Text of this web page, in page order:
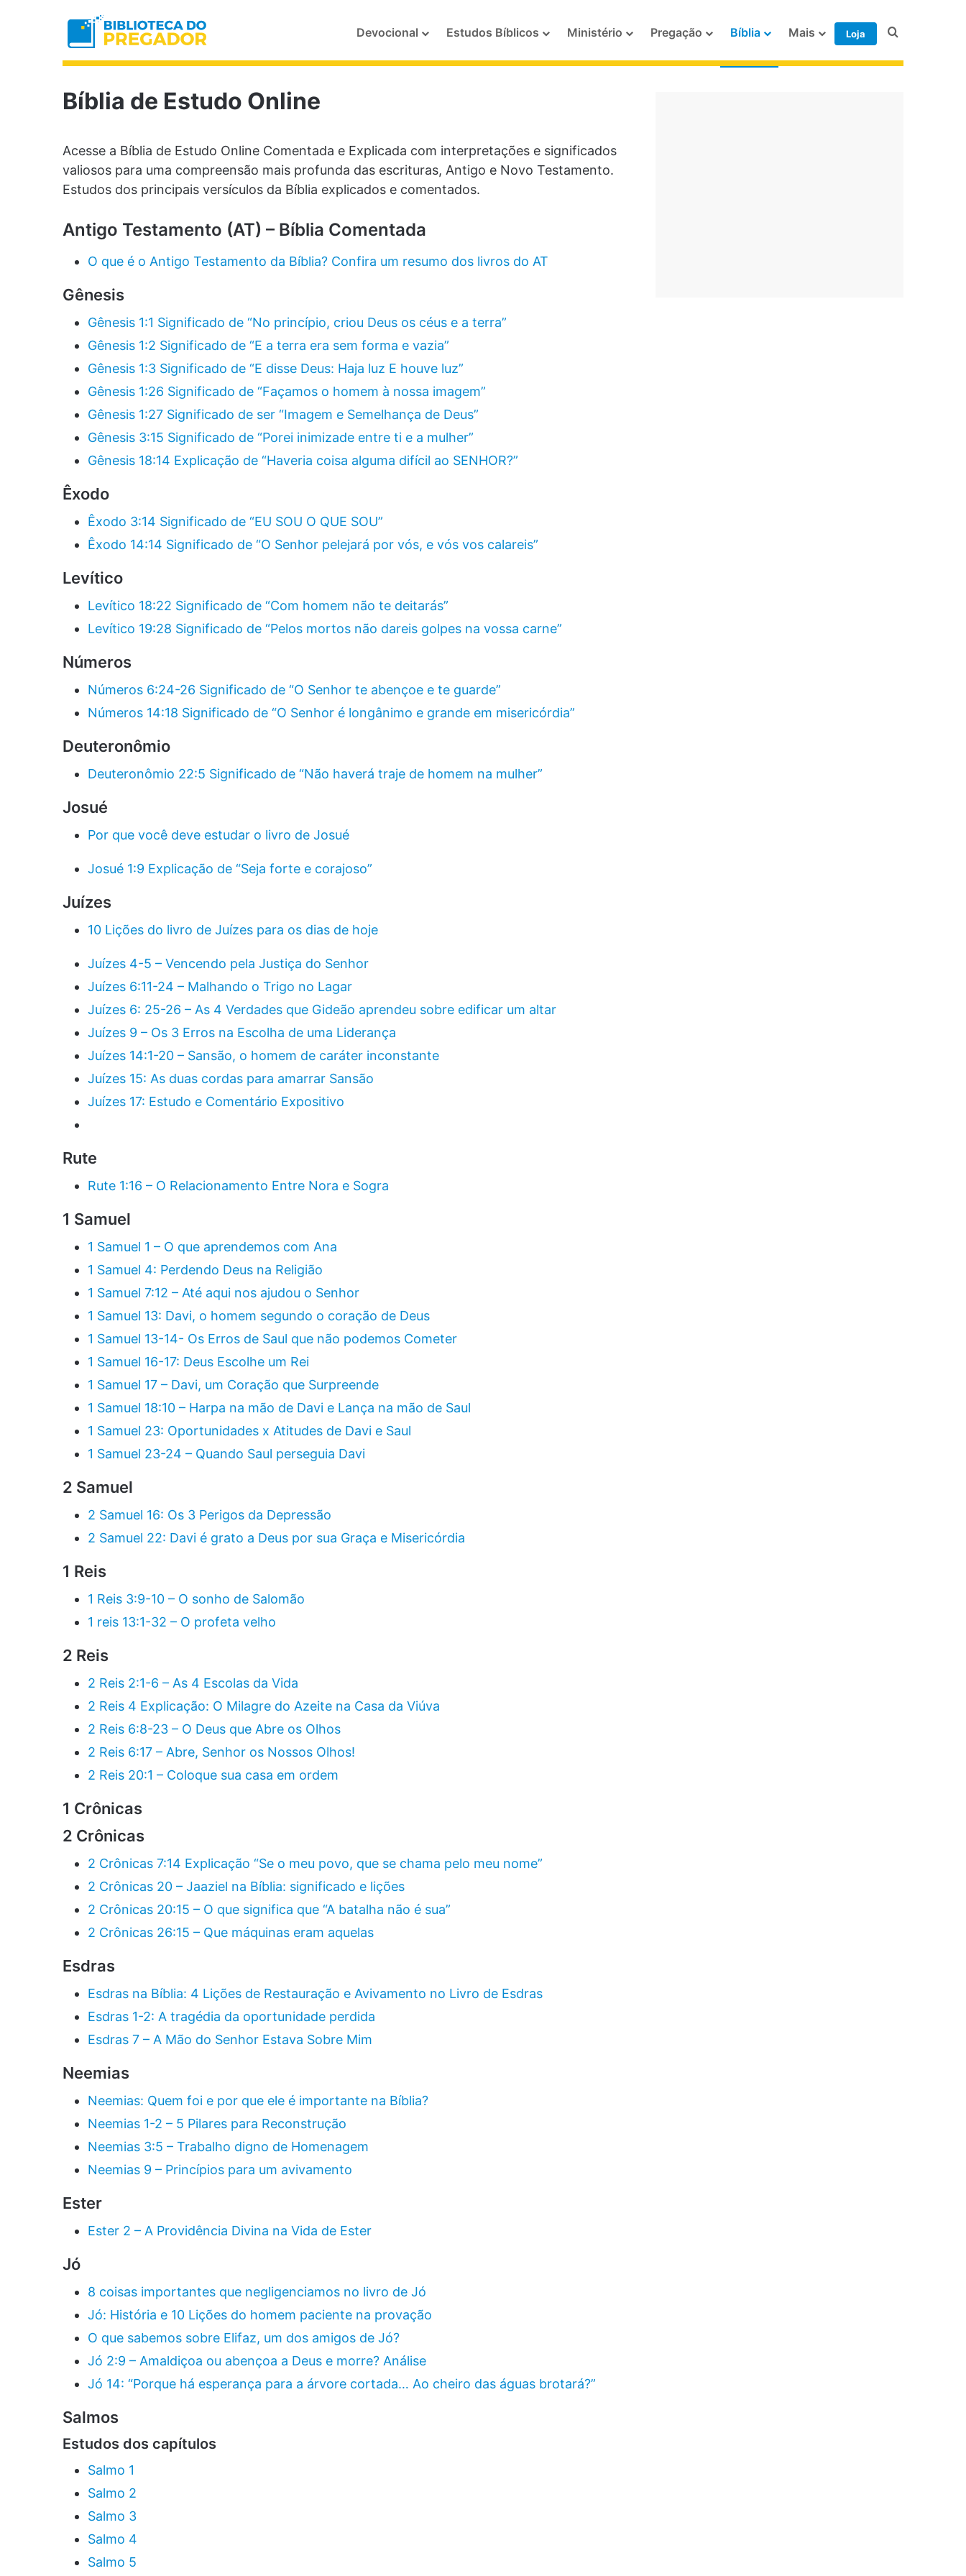
Devocional Estudos Bíblicos Ministério Pregação Bíblia Mais Loja Procurar por
Bíblia de Estudo Online
Acesse a Bíblia de Estudo Online Comentada e Explicada com interpretações e significados
valiosos para uma compreensão mais profunda das escrituras, Antigo e Novo Testamento.
Estudos dos principais versículos da Bíblia explicados e comentados.
Antigo Testamento (AT) – Bíblia Comentada
O que é o Antigo Testamento da Bíblia? Confira um resumo dos livros do AT
Gênesis
Gênesis 1:1 Significado de “No princípio, criou Deus os céus e a terra”
Gênesis 1:2 Significado de “E a terra era sem forma e vazia”
Gênesis 1:3 Significado de “E disse Deus: Haja luz E houve luz”
Gênesis 1:26 Significado de “Façamos o homem à nossa imagem”
Gênesis 1:27 Significado de ser “Imagem e Semelhança de Deus”
Gênesis 3:15 Significado de “Porei inimizade entre ti e a mulher”
Gênesis 18:14 Explicação de “Haveria coisa alguma difícil ao SENHOR?”
Êxodo
Êxodo 3:14 Significado de “EU SOU O QUE SOU”
Êxodo 14:14 Significado de “O Senhor pelejará por vós, e vós vos calareis”
Levítico
Levítico 18:22 Significado de “Com homem não te deitarás”
Levítico 19:28 Significado de “Pelos mortos não dareis golpes na vossa carne”
Números
Números 6:24-26 Significado de “O Senhor te abençoe e te guarde”
Números 14:18 Significado de “O Senhor é longânimo e grande em misericórdia”
Deuteronômio
Deuteronômio 22:5 Significado de “Não haverá traje de homem na mulher”
Josué
Por que você deve estudar o livro de Josué
Josué 1:9 Explicação de “Seja forte e corajoso”
Juízes
10 Lições do livro de Juízes para os dias de hoje
Juízes 4-5 – Vencendo pela Justiça do Senhor
Juízes 6:11-24 – Malhando o Trigo no Lagar
Juízes 6: 25-26 – As 4 Verdades que Gideão aprendeu sobre edificar um altar
Juízes 9 – Os 3 Erros na Escolha de uma Liderança
Juízes 14:1-20 – Sansão, o homem de caráter inconstante
Juízes 15: As duas cordas para amarrar Sansão
Juízes 17: Estudo e Comentário Expositivo
Rute
Rute 1:16 – O Relacionamento Entre Nora e Sogra
1 Samuel
1 Samuel 1 – O que aprendemos com Ana
1 Samuel 4: Perdendo Deus na Religião
1 Samuel 7:12 – Até aqui nos ajudou o Senhor
1 Samuel 13: Davi, o homem segundo o coração de Deus
1 Samuel 13-14- Os Erros de Saul que não podemos Cometer
1 Samuel 16-17: Deus Escolhe um Rei
1 Samuel 17 – Davi, um Coração que Surpreende
1 Samuel 18:10 – Harpa na mão de Davi e Lança na mão de Saul
1 Samuel 23: Oportunidades x Atitudes de Davi e Saul
1 Samuel 23-24 – Quando Saul perseguia Davi
2 Samuel
2 Samuel 16: Os 3 Perigos da Depressão
2 Samuel 22: Davi é grato a Deus por sua Graça e Misericórdia
1 Reis
1 Reis 3:9-10 – O sonho de Salomão
1 reis 13:1-32 – O profeta velho
2 Reis
2 Reis 2:1-6 – As 4 Escolas da Vida
2 Reis 4 Explicação: O Milagre do Azeite na Casa da Viúva
2 Reis 6:8-23 – O Deus que Abre os Olhos
2 Reis 6:17 – Abre, Senhor os Nossos Olhos!
2 Reis 20:1 – Coloque sua casa em ordem
1 Crônicas
2 Crônicas
2 Crônicas 7:14 Explicação “Se o meu povo, que se chama pelo meu nome”
2 Crônicas 20 – Jaaziel na Bíblia: significado e lições
2 Crônicas 20:15 – O que significa que “A batalha não é sua”
2 Crônicas 26:15 – Que máquinas eram aquelas
Esdras
Esdras na Bíblia: 4 Lições de Restauração e Avivamento no Livro de Esdras
Esdras 1-2: A tragédia da oportunidade perdida
Esdras 7 – A Mão do Senhor Estava Sobre Mim
Neemias
Neemias: Quem foi e por que ele é importante na Bíblia?
Neemias 1-2 – 5 Pilares para Reconstrução
Neemias 3:5 – Trabalho digno de Homenagem
Neemias 9 – Princípios para um avivamento
Ester
Ester 2 – A Providência Divina na Vida de Ester
Jó
8 coisas importantes que negligenciamos no livro de Jó
Jó: História e 10 Lições do homem paciente na provação
O que sabemos sobre Elifaz, um dos amigos de Jó?
Jó 2:9 – Amaldiçoa ou abençoa a Deus e morre? Análise
Jó 14: “Porque há esperança para a árvore cortada… Ao cheiro das águas brotará?”
Salmos
Estudos dos capítulos
Salmo 1
Salmo 2
Salmo 3
Salmo 4
Salmo 5